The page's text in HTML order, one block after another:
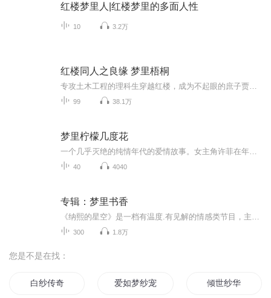
红楼梦里人|红楼梦里的多面人性
10 3.2万
红楼同人之良缘 梦里梧桐
99 38.1万
梦里柠檬几度花
40 4040
专辑：梦里书香
300 1.8万
您是不是在找：
白纱传奇 爱如梦纱宠你999天 倾世纱华